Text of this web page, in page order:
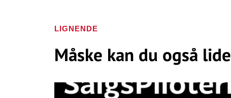
LIGNENDE
Måske kan du også lide